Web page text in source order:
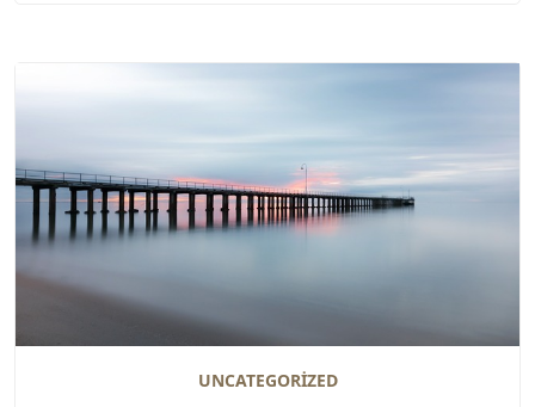
UNCATEGORIZED